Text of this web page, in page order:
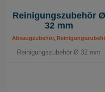
Reinigungszubehör Ø
32 mm
Absaugzubehör,
Reinigungszubehör Ø 32 mm